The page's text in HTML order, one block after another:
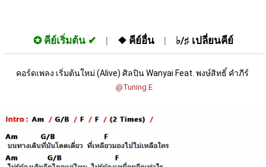
✪ คีย์เริ่มต้น ❖ คีย์อื่น ♭/♯ เปลี่ยนคีย์
คอร์ดเพลง เริ่มต้นใหม่ (Alive) ศิลปิน Wanyai Feat. พงษ์สิทธิ์ คำภีร์
@Tuning E